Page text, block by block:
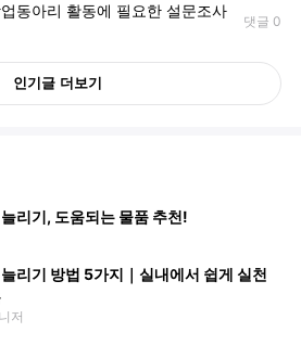
동아리 활동에 필요한 설문조사
댓글 0
인기글 더보기
리기, 도움되는 물품 추천!
리기 방법 5가지｜실내에서 쉽게 실천
저